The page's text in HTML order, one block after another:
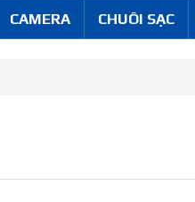
CAMERA CHUÔI SẠC